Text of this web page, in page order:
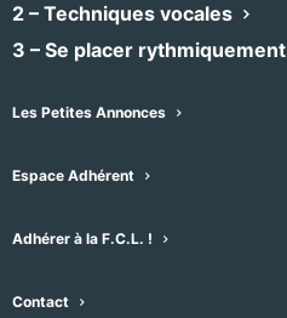
2 – Techniques vocales
3 – Se placer rythmiquement
Les Petites Annonces
Espace Adhérent
Adhérer à la F.C.L. !
Contact